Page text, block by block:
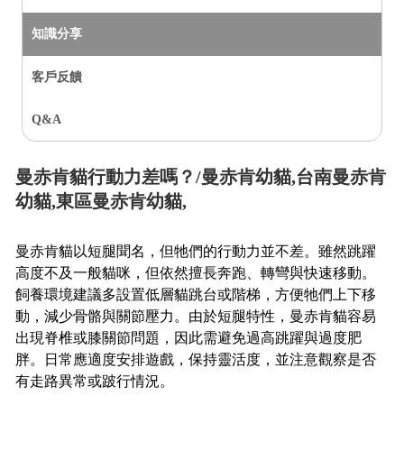
知識分享
客戶反饋
Q&A
曼赤肯貓行動力差嗎？/曼赤肯幼貓,台南曼赤肯
幼貓,東區曼赤肯幼貓,
曼赤肯貓以短腿聞名，但牠們的行動力並不差。雖然跳躍
高度不及一般貓咪，但依然擅長奔跑、轉彎與快速移動。
飼養環境建議多設置低層貓跳台或階梯，方便牠們上下移
動，減少骨骼與關節壓力。由於短腿特性，曼赤肯貓容易
出現脊椎或膝關節問題，因此需避免過高跳躍與過度肥
胖。日常應適度安排遊戲，保持靈活度，並注意觀察是否
有走路異常或跛行情況。